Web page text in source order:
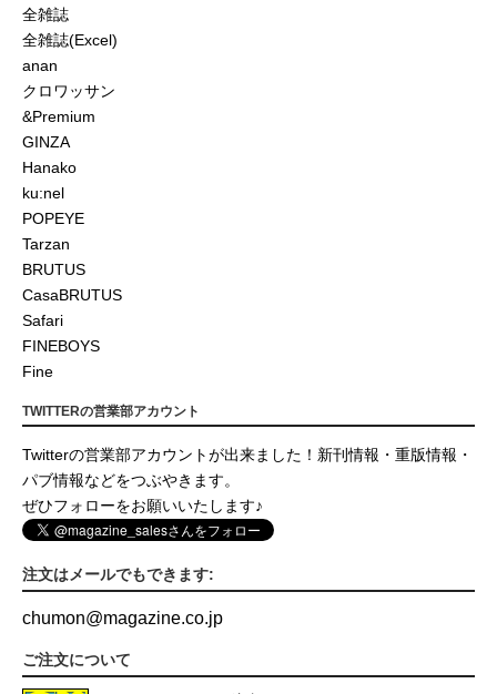
全雑誌
全雑誌(Excel)
anan
クロワッサン
&Premium
GINZA
Hanako
ku:nel
POPEYE
Tarzan
BRUTUS
CasaBRUTUS
Safari
FINEBOYS
Fine
TWITTERの営業部アカウント
Twitterの営業部アカウントが出来ました！新刊情報・重版情報・
パブ情報などをつぶやきます。
ぜひフォローをお願いいたします♪
注文はメールでもできます:
chumon@magazine.co.jp
ご注文について